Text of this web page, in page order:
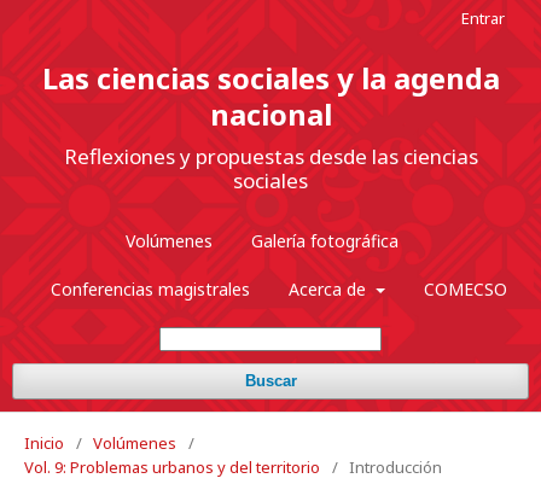
Las ciencias sociales y la agenda
nacional
Reflexiones y propuestas desde las ciencias
sociales
Volúmenes Galería fotográfica
Conferencias magistrales Acerca de COMECSO
Buscar
Entrar
Inicio / Volúmenes
/
Vol. 9: Problemas urbanos y del territorio
/ Introducción